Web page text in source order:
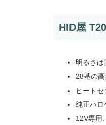
HID屋
明るさ
28基の
ヒート
純正ハロ
12V専用